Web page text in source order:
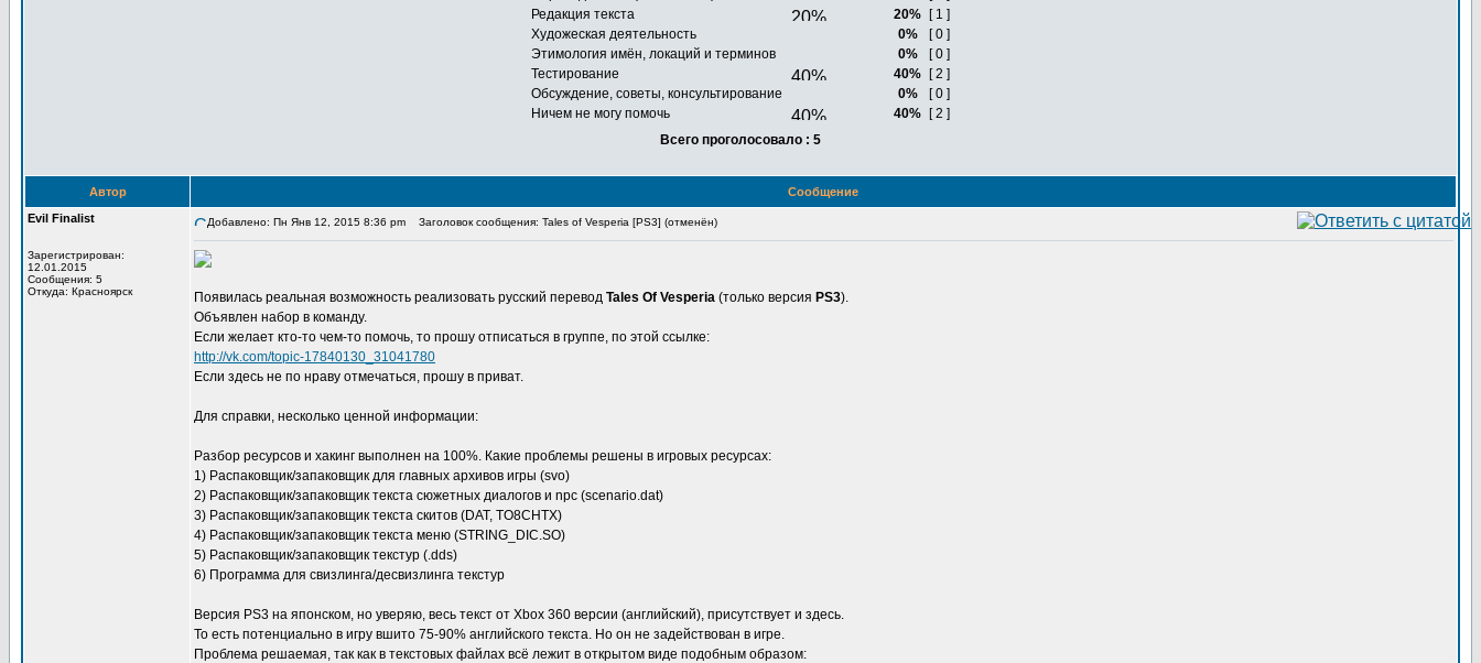
Редакция текста
20%
[ 1 ]
Художеская деятельность
0%
[ 0 ]
Этимология имён, локаций и терминов
0%
[ 0 ]
Тестирование
40%
[ 2 ]
Обсуждение, советы, консультирование
0%
[ 0 ]
Ничем не могу помочь
40%
[ 2 ]
Всего проголосовало : 5
Автор
Сообщение
Evil Finalist
Зарегистрирован:
12.01.2015
Сообщения: 5
Откуда: Красноярск
Добавлено: Пн Янв 12, 2015 8:36 pm Заголовок сообщения: Tales of Vesperia [PS3] (отменён)
Появилась реальная возможность реализовать русский перевод Tales Of Vesperia (только версия PS3).
Объявлен набор в команду.
Если желает кто-то чем-то помочь, то прошу отписаться в группе, по этой ссылке:
http://vk.com/topic-17840130_31041780
Если здесь не по нраву отмечаться, прошу в приват.
Для справки, несколько ценной информации:
Разбор ресурсов и хакинг выполнен на 100%. Какие проблемы решены в игровых ресурсах:
1) Распаковщик/запаковщик для главных архивов игры (svo)
2) Распаковщик/запаковщик текста сюжетных диалогов и npc (scenario.dat)
3) Распаковщик/запаковщик текста скитов (DAT, TO8CHTX)
4) Распаковщик/запаковщик текста меню (STRING_DIC.SO)
5) Распаковщик/запаковщик текстур (.dds)
6) Программа для свизлинга/десвизлинга текстур
Версия PS3 на японском, но уверяю, весь текст от Xbox 360 версии (английский), присутствует и здесь.
То есть потенциально в игру вшито 75-90% английского текста. Но он не задействован в игре.
Проблема решаемая, так как в текстовых файлах всё лежит в открытом виде подобным образом: